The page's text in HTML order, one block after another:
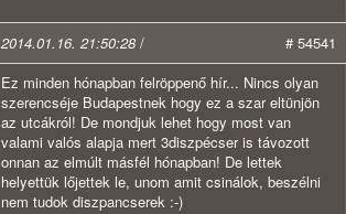
2014.01.16. 21:50:28 /
# 54541
Ez minden hónapban felröppenő hír... Nincs olyan
szerencséje Budapestnek hogy ez a szar eltünjön
az utcákról! De mondjuk lehet hogy most van
valami valós alapja mert 3diszpécser is távozott
onnan az elmúlt másfél hónapban! De lettek
helyettük lőjettek le, unom amit csinálok, beszélni
nem tudok diszpancserek :-)